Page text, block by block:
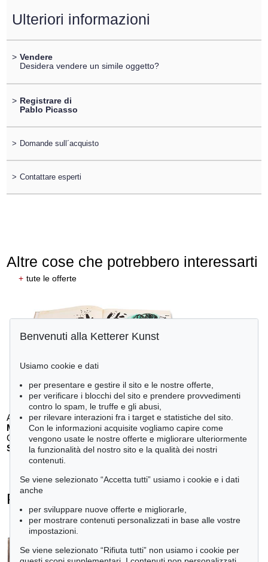
Ulteriori informazioni
> Vendere
Desidera vendere un simile oggetto?
> Registrare di
Pablo Picasso
> Domande sull´acquisto
> Contattare esperti
Altre cose che potrebbero interessarti
+ tute le offerte
Auction 610 - Lot 426000268
MARC CHAGALL
Chagall Lithographe. Mit Orig.-Zeichnung von Chagall, 1963
Stima:€ 3,000
Pablo Picasso - Ogetti venduti
tute le offerte
Benvenuti alla Ketterer Kunst
Usiamo cookie e dati
per presentare e gestire il sito e le nostre offerte,
per verificare i blocchi del sito e prendere provvedimenti
contro lo spam, le truffe e gli abusi,
per rilevare interazioni fra i target e statistiche del sito.
Con le informazioni acquisite vogliamo capire come
vengono usate le nostre offerte e migliorare ulteriormente
la funzionalità del nostro sito e la qualità dei nostri
contenuti.
Se viene selezionato “Accetta tutti” usiamo i cookie e i dati
anche
per sviluppare nuove offerte e migliorarle,
per mostrare contenuti personalizzati in base alle vostre
impostazioni.
Se viene selezionato “Rifiuta tutti” non usiamo i cookie per